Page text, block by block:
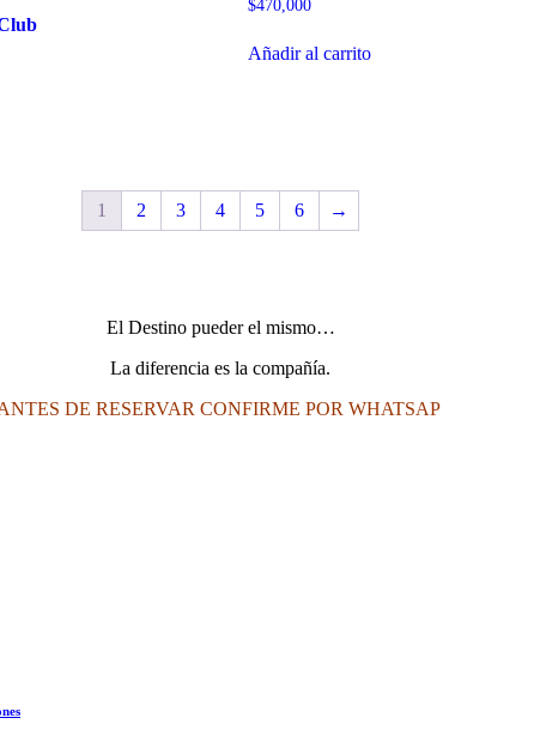
$470,000
Añadir al carrito
1 2 3 4 5 6 →
El Destino pueder el mismo…
La diferencia es la compañía.
DE RESERVAR CONFIRME POR WHATSAP